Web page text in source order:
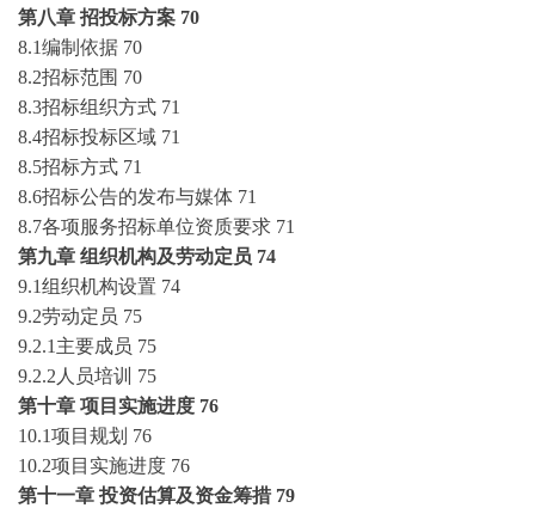
第八章 招投标方案 70
8.1编制依据 70
8.2招标范围 70
8.3招标组织方式 71
8.4招标投标区域 71
8.5招标方式 71
8.6招标公告的发布与媒体 71
8.7各项服务招标单位资质要求 71
第九章 组织机构及劳动定员 74
9.1组织机构设置 74
9.2劳动定员 75
9.2.1主要成员 75
9.2.2人员培训 75
第十章 项目实施进度 76
10.1项目规划 76
10.2项目实施进度 76
第十一章 投资估算及资金筹措 79